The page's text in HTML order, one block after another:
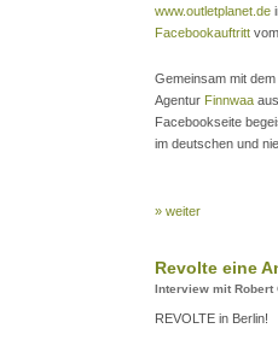
www.outletplanet.de
Facebookauftritt
Gemeinsam mit
Agentur Finnwaa
Facebookseite
im deutschen und
» weiter
Revolte eine
Interview mit Robert
REVOLTE in Berlin!